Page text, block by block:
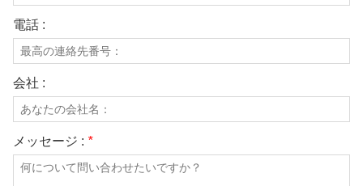
電話 :
会社 :
メッセージ : *